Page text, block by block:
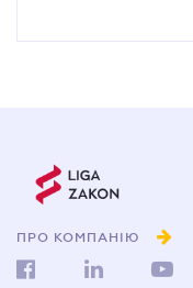
ПРО КОМПАНІЮ